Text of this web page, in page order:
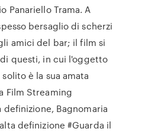
Panariello Trama. A
bersaglio di scherzi
amici del bar; il film si
questi, in cui l'oggetto
è la sua amata
Film Streaming
Bagnomaria
definizione #Guarda il